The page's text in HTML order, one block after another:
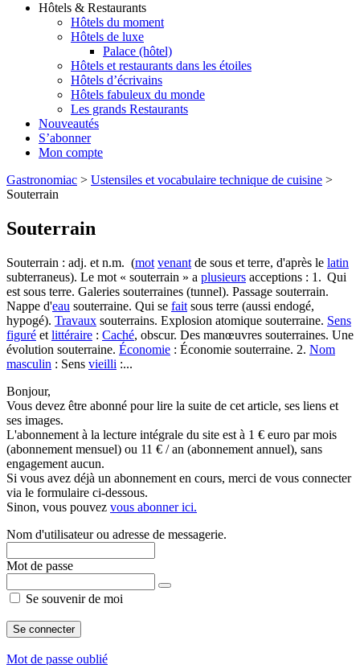
Hôtels & Restaurants
Hôtels du moment
Hôtels de luxe
Palace (hôtel)
Hôtels et restaurants dans les étoiles
Hôtels d’écrivains
Hôtels fabuleux du monde
Les grands Restaurants
Nouveautés
S’abonner
Mon compte
Gastronomiac > Ustensiles et vocabulaire technique de cuisine >
Souterrain
Souterrain
Souterrain : adj. et n.m. (mot venant de sous et terre, d'après le latin
subterraneus). Le mot « souterrain » a plusieurs acceptions : 1. Qui
est sous terre. Galeries souterraines (tunnel). Passage souterrain.
Nappe d'eau souterraine. Qui se fait sous terre (aussi endogé,
hypogé). Travaux souterrains. Explosion atomique souterraine. Sens
figuré et littéraire : Caché, obscur. Des manœuvres souterraines. Une
évolution souterraine. Économie : Économie souterraine. 2. Nom
masculin : Sens vieilli :...
Bonjour,
Vous devez être abonné pour lire la suite de cet article, ses liens et
ses images.
L'abonnement à la lecture intégrale du site est à 1 € euro par mois
(abonnement mensuel) ou 11 € / an (abonnement annuel), sans
engagement aucun.
Si vous avez déjà un abonnement en cours, merci de vous connecter
via le formulaire ci-dessous.
Sinon, vous pouvez vous abonner ici.
Nom d'utilisateur ou adresse de messagerie.
Mot de passe
Se souvenir de moi
Mot de passe oublié